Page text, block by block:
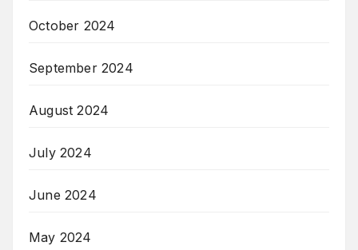
October 2024
September 2024
August 2024
July 2024
June 2024
May 2024